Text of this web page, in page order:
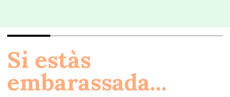
Si estàs
embarassada...